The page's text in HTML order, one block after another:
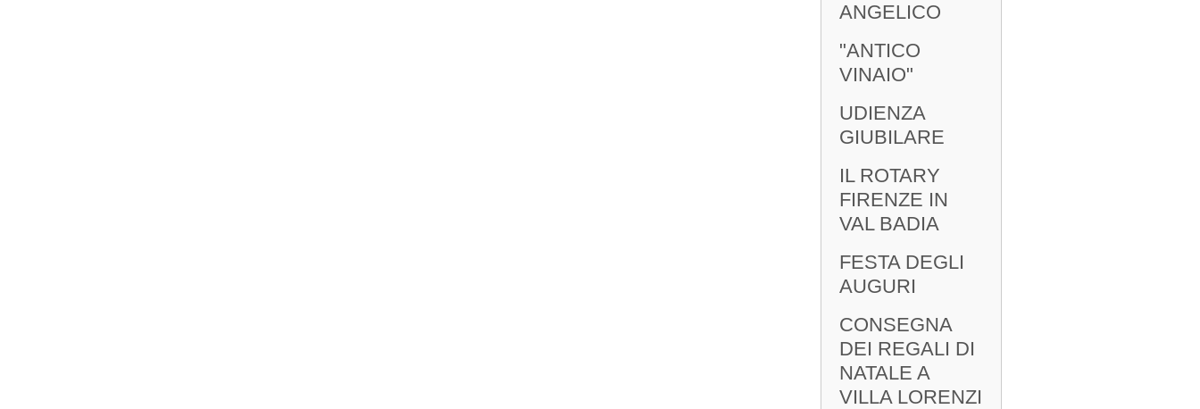
ANGELICO
"ANTICO
VINAIO"
UDIENZA
GIUBILARE
IL ROTARY
FIRENZE IN
VAL BADIA
FESTA DEGLI
AUGURI
CONSEGNA
DEI REGALI DI
NATALE A
VILLA LORENZI